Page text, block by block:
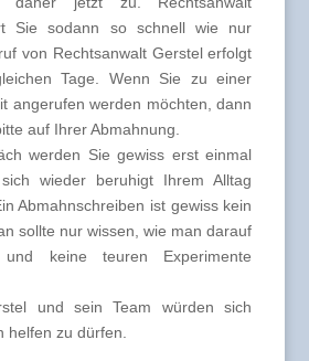
Sie sodann so schnell wie nur
von Rechtsanwalt Gerstel erfolgt
Tage. Wenn Sie zu einer
angerufen werden möchten, dann
auf Ihrer Abmahnung.
werden Sie gewiss erst einmal
wieder beruhigt Ihrem Alltag
Abmahnschreiben ist gewiss kein
sollte nur wissen, wie man darauf
keine teuren Experimente
und sein Team würden sich
helfen zu dürfen.